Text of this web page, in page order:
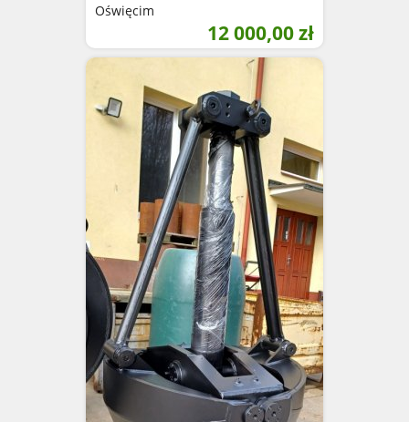
Oświęcim
12 000,00zł